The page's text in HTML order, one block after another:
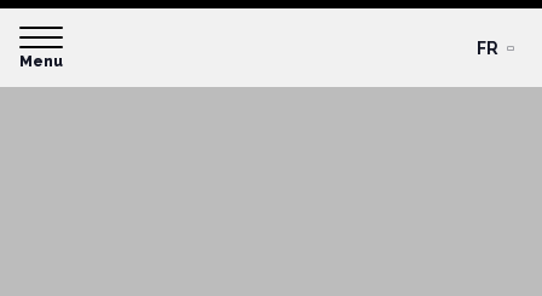
Menu
FR